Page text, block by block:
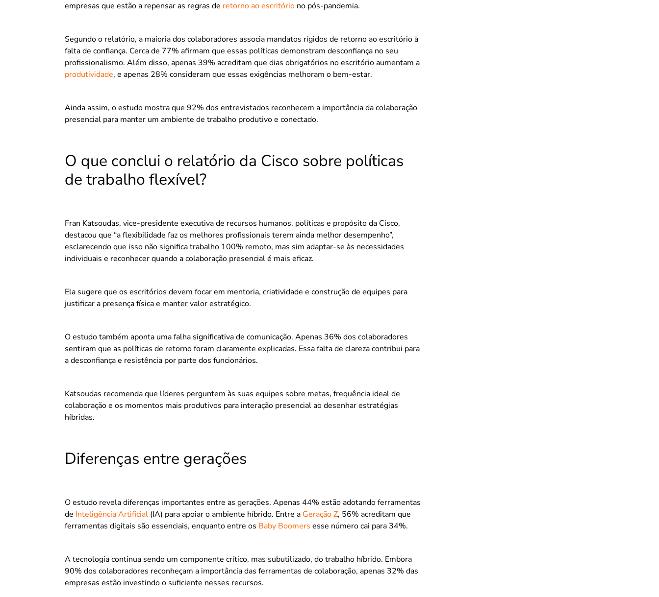
empresas que estão a repensar as regras de retorno ao escritório no pós-pandemia.
Segundo o relatório, a maioria dos colaboradores associa mandatos rígidos de retorno ao escritório à
falta de confiança. Cerca de 77% afirmam que essas políticas demonstram desconfiança no seu
profissionalismo. Além disso, apenas 39% acreditam que dias obrigatórios no escritório aumentam a
produtividade, e apenas 28% consideram que essas exigências melhoram o bem-estar.
Ainda assim, o estudo mostra que 92% dos entrevistados reconhecem a importância da colaboração
presencial para manter um ambiente de trabalho produtivo e conectado.
O que conclui o relatório da Cisco sobre políticas
de trabalho flexível?
Fran Katsoudas, vice-presidente executiva de recursos humanos, políticas e propósito da Cisco,
destacou que “a flexibilidade faz os melhores profissionais terem ainda melhor desempenho”,
esclarecendo que isso não significa trabalho 100% remoto, mas sim adaptar-se às necessidades
individuais e reconhecer quando a colaboração presencial é mais eficaz.
Ela sugere que os escritórios devem focar em mentoria, criatividade e construção de equipes para
justificar a presença física e manter valor estratégico.
O estudo também aponta uma falha significativa de comunicação. Apenas 36% dos colaboradores
sentiram que as políticas de retorno foram claramente explicadas. Essa falta de clareza contribui para
a desconfiança e resistência por parte dos funcionários.
Katsoudas recomenda que líderes perguntem às suas equipes sobre metas, frequência ideal de
colaboração e os momentos mais produtivos para interação presencial ao desenhar estratégias
híbridas.
Diferenças entre gerações
O estudo revela diferenças importantes entre as gerações. Apenas 44% estão adotando ferramentas
de Inteligência Artificial (IA) para apoiar o ambiente híbrido. Entre a Geração Z, 56% acreditam que
ferramentas digitais são essenciais, enquanto entre os Baby Boomers esse número cai para 34%.
A tecnologia continua sendo um componente crítico, mas subutilizado, do trabalho híbrido. Embora
90% dos colaboradores reconheçam a importância das ferramentas de colaboração, apenas 32% das
empresas estão investindo o suficiente nesses recursos.